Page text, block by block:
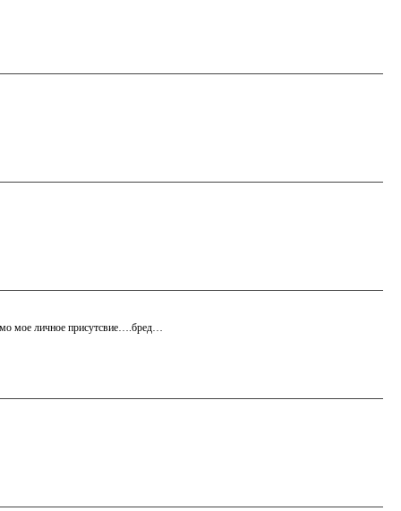
мое личное присутсвие….бред…